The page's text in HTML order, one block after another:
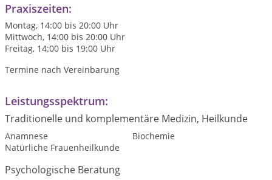
Praxiszeiten:
Montag, 14:00 bis 20:00 Uhr
Mittwoch, 14:00 bis 20:00 Uhr
Freitag, 14:00 bis 19:00 Uhr
Termine nach Vereinbarung
Leistungsspektrum:
Traditionelle und komplementäre Medizin, Heilkunde
Anamnese
Biochemie
Natürliche Frauenheilkunde
Psychologische Beratung